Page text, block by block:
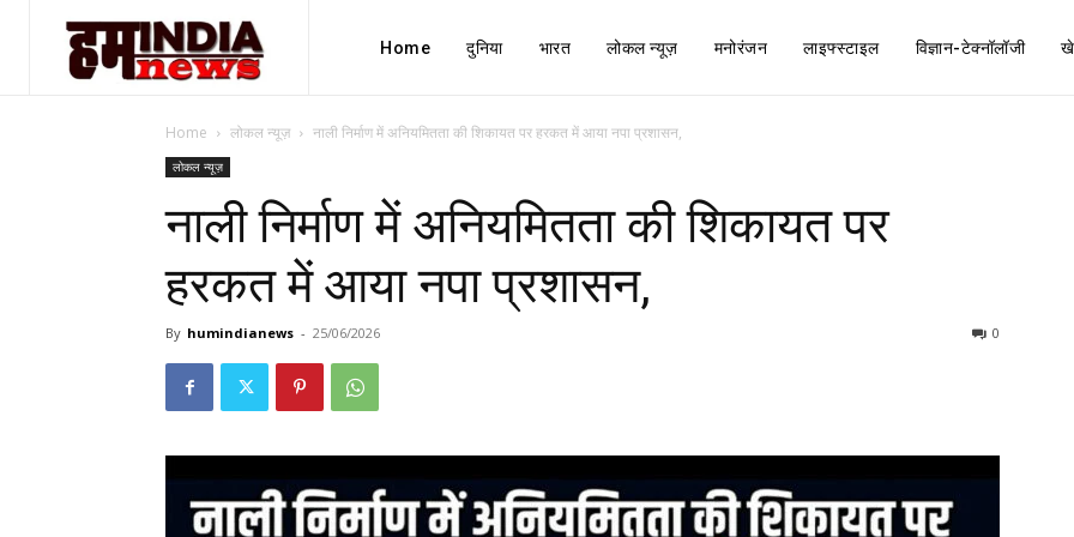
Home दुनिया भारत लोकल न्यूज़ मनोरंजन लाइफ्स्टाइल विज्ञान-टेक्नॉलॉजी
Home लोकल न्यूज़ नाली निर्माण में अनियमितता की शिकायत पर हरकत में आया नपा प्रशासन,
लोकल न्यूज़
नाली निर्माण में अनियमितता की शिकायत पर
हरकत में आया नपा प्रशासन,
By humindianews - 25/06/2026 0